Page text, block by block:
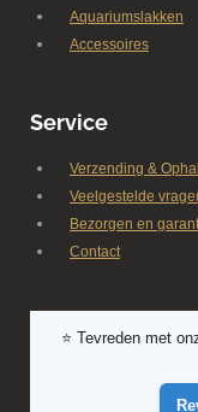
Aquariumslakken
Accessoires
Service
Verzending &
Veelgestelde
Bezorgen en
Contact
⭐ Tevreden met